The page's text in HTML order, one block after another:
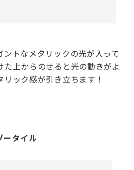
トなメタリックの光が入って
た上からのせると光の動きがよ
ック感が引き立ちます！
ータイル